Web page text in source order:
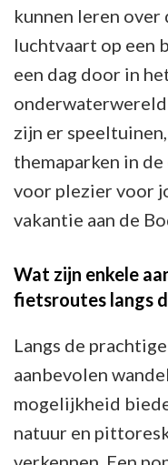
kunnen leren over
luchtvaart op een
een dag door in
zijn er
themaparken in
voor plezier voor
vakantie aan de
Wat zijn enkele
fietsroutes langs
Langs de
aanbevolen
mogelijkheid
natuur en